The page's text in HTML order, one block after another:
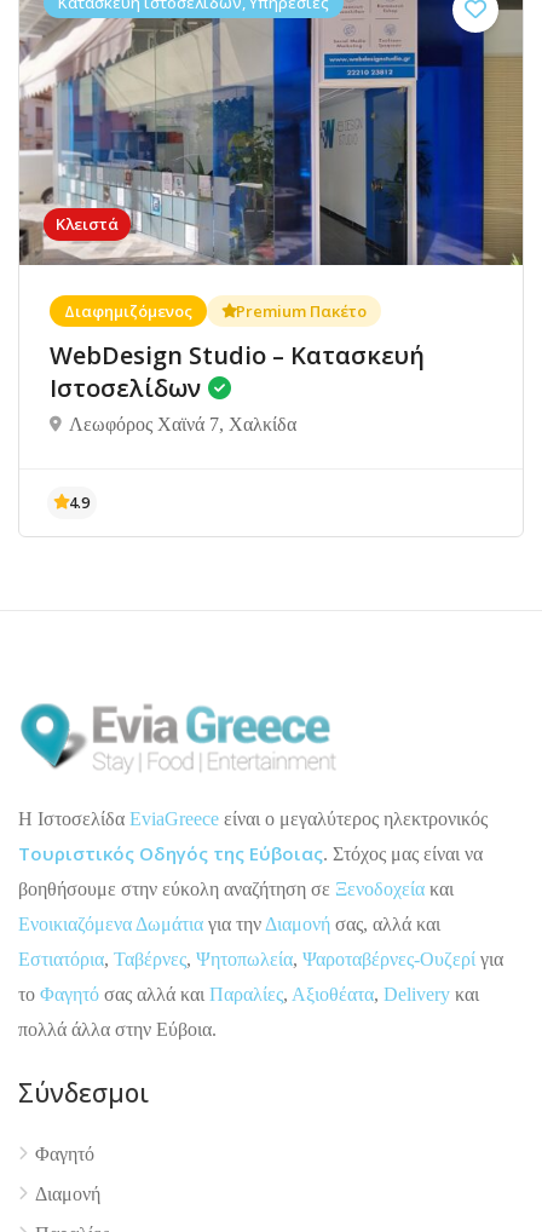
Κλειστά
Διαφημιζόμενος Premium Πακέτο
WebDesign Studio – Κατασκευή
Ιστοσελίδων
Λεωφόρος Χαϊνά 7, Χαλκίδα
H Ιστοσελίδα EviaGreece είναι ο μεγαλύτερος ηλεκτρονικός
Τουριστικός Οδηγός της Εύβοιας. Στόχος μας είναι να
βοηθήσουμε στην εύκολη αναζήτηση σε Ξενοδοχεία και
Ενοικιαζόμενα Δωμάτια για την Διαμονή σας, αλλά και
Εστιατόρια, Ταβέρνες, Ψητοπωλεία, Ψαροταβέρνες-Ουζερί για
το Φαγητό σας αλλά και Παραλίες, Αξιοθέατα, Delivery και
πολλά άλλα στην Εύβοια.
Σύνδεσμοι
Φαγητό
Διαμονή